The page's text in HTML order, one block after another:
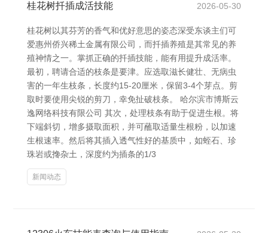
桂花树扦插成活技能 2026-05-30
桂花树以其芬芳的香气和优好意思的姿态深受东谈主们可
爱惠州侨兴稀土金属有限公司，而扦插养殖是其常见的养
殖神情之一。掌抓正确的扦插技能，能有用提升成活率。
最初，聘请合适的枝条是要津。应选取滋长健壮、无病虫
害的一年生枝条，长度约15-20厘米，保留3-4个芽点。剪
取时要使用尖锐的剪刀，幸免扯破枝条。 哈尔滨市博斯云
逸网络科技有限公司 其次，处理枝条有助于促进生根。将
下端斜切，增多摄取面积，并可蘸取适量生根粉，以加速
生根速率。然后将其插入透气性好的基质中，如蛭石、珍
珠岩或搀杂土，深度约为插条的1/3
新闻动态